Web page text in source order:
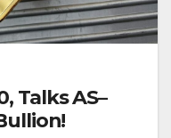
Talks AS–